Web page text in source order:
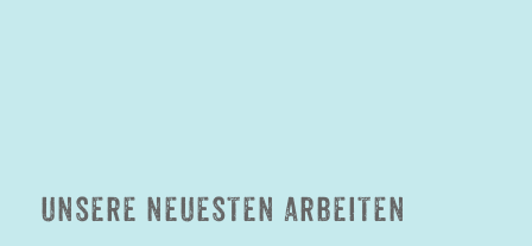
UNSERE NEUESTEN ARBEITEN